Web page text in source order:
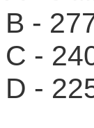
B -
C -
D -